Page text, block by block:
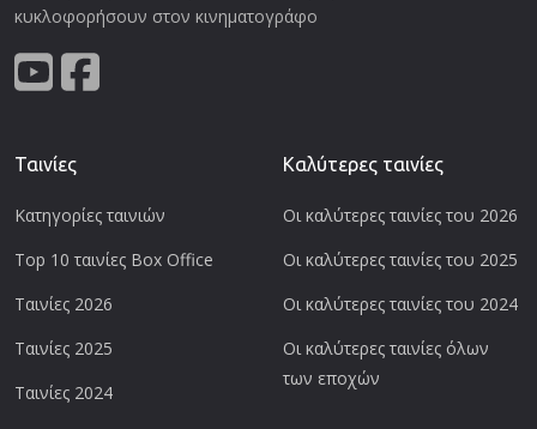
κυκλοφορήσουν στον κινηματογράφο
Ταινίες
Κατηγορίες ταινιών
Top 10 ταινίες Box Office
Ταινίες 2026
Ταινίες 2025
Ταινίες 2024
Καλύτερες ταινίες
Οι καλύτερες ταινίες του 2026
Οι καλύτερες ταινίες του 2025
Οι καλύτερες ταινίες του 2024
Οι καλύτερες ταινίες όλων
των εποχών